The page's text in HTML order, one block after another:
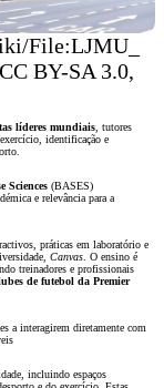
File:LJMU_
BY-SA 3.0,
líderes mundiais, tutores
identificação e
Sciences (BASES)
e relevância para a
práticas em laboratório e
Canvas. O ensino é
treinadores e profissionais
de futebol da Premier
a interagirem diretamente com
incluindo espaços